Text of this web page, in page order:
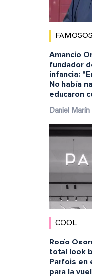
FAMOSOS
Amancio
fundador
infancia:
No había
educaron
Daniel Marín
COOL
Rocío
total look
Parfois en
para la